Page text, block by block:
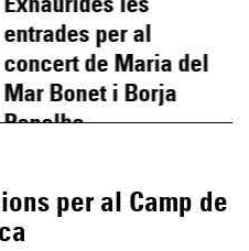
entrades per al
concert de Maria del
Mar Bonet i Borja
Penalba
per al Camp de